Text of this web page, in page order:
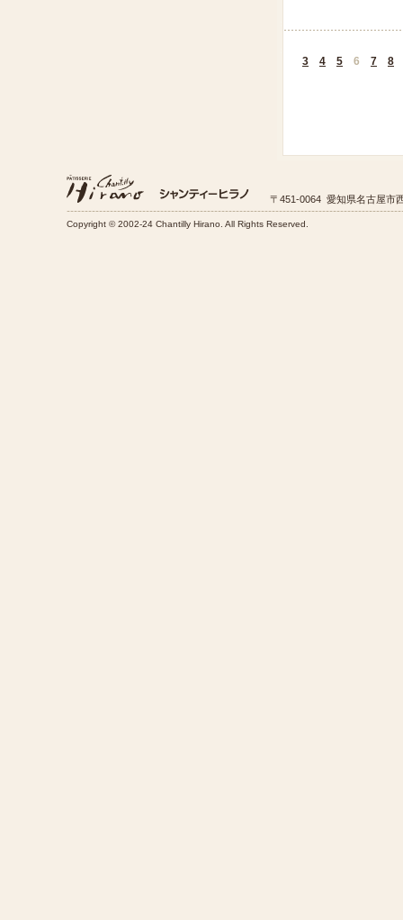
3 4 5 6 7 8
〒451-0064 愛知県名古屋市
Copyright © 2002-24 Chantilly Hirano. All Rights Reserved.